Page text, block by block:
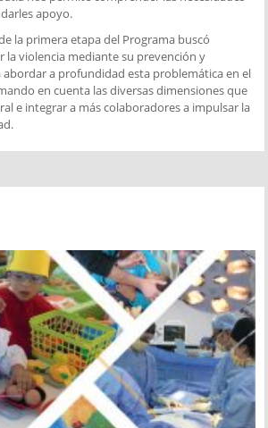
apoyo.
la primera etapa del Programa buscó
la violencia mediante su prevención y
abordar a profundidad esta problemática en el
en cuenta las diversas dimensiones que
e integrar a más colaboradores a impulsar la